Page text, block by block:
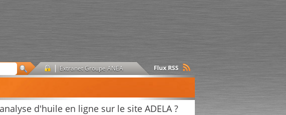
Extranet Groupe ANEA
d'huile en ligne sur le site ADELA ?